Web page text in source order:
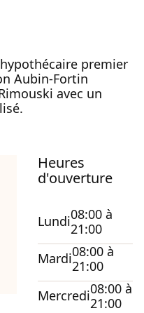
premier
Aubin-Fortin
avec un
Heures
d'ouverture
Lundi08:00 à
21:00
Mardi08:00 à
21:00
Mercredi08:00 à
21:00